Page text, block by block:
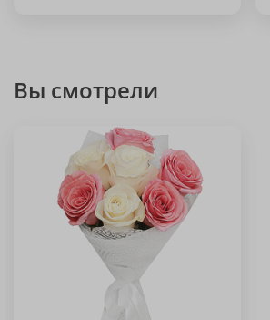
Вы смотрели